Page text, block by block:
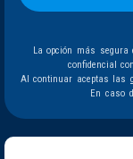
La opción más
confidencial con
Al continuar aceptas las
En caso